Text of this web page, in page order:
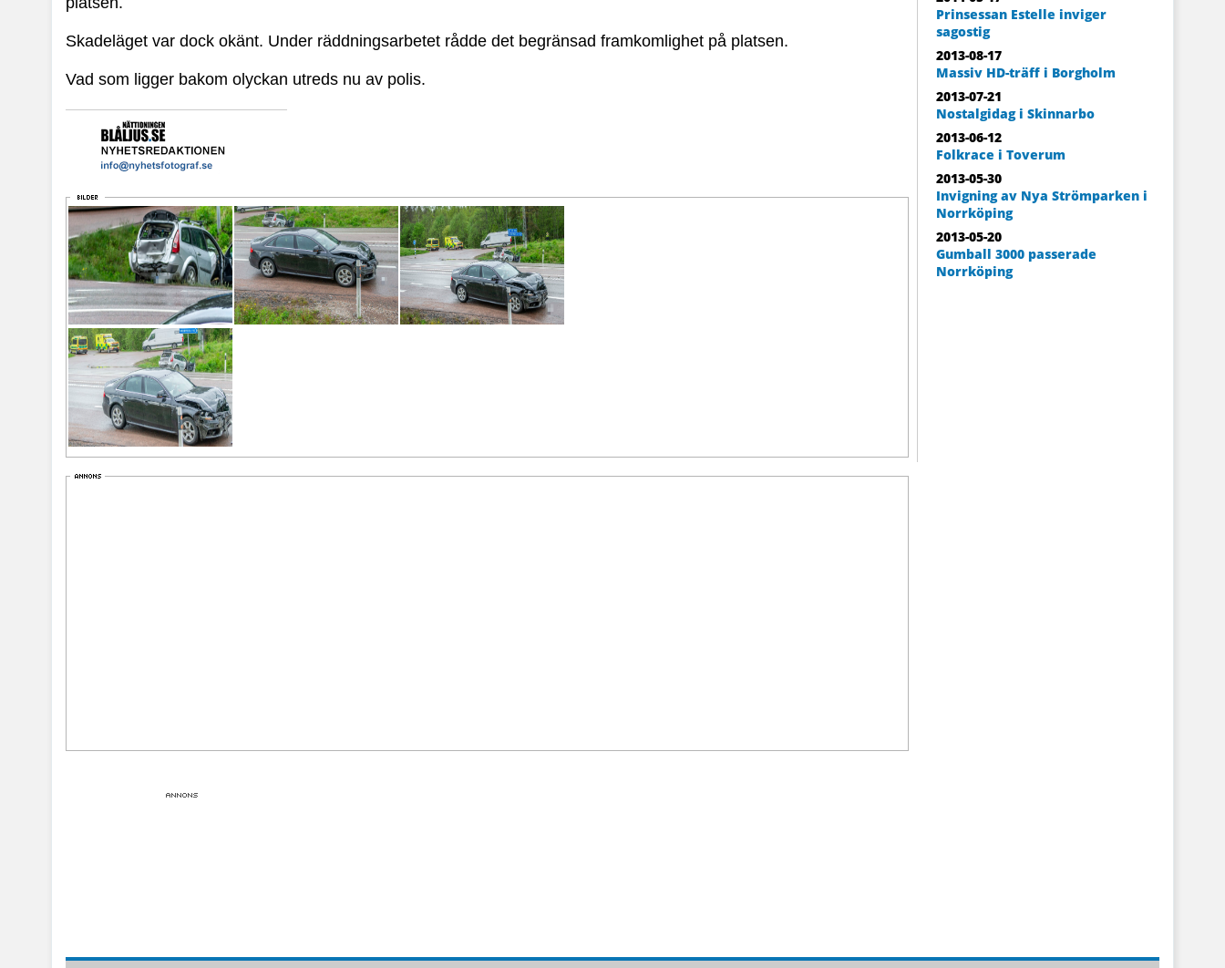
Skadeläget var dock okänt. Under räddningsarbetet rådde det begränsad framkomlighet på platsen.
Vad som ligger bakom olyckan utreds nu av polis.
Prinsessan Estelle inviger
sagostig
2013-08-17
Massiv HD-träff i Borgholm
2013-07-21
Nostalgidag i Skinnarbo
2013-06-12
Folkrace i Toverum
2013-05-30
Invigning av Nya Strömparken i
Norrköping
2013-05-20
Gumball 3000 passerade
Norrköping